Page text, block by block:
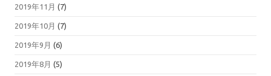
2019年11月 (7)
2019年10月 (7)
2019年9月 (6)
2019年8月 (5)